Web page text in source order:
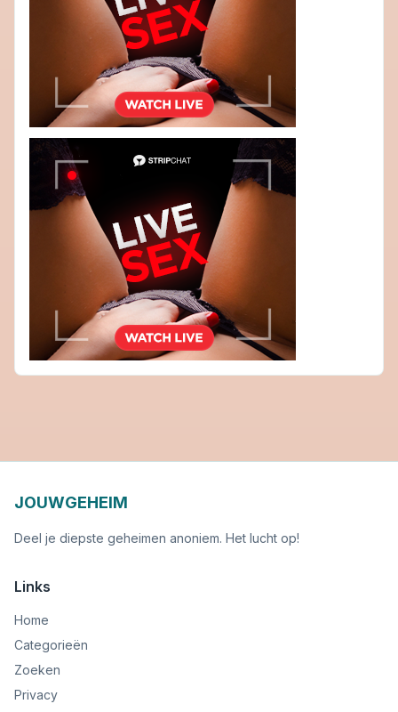
JOUWGEHEIM
Deel je diepste geheimen anoniem. Het lucht op!
Links
Home
Categorieën
Zoeken
Privacy